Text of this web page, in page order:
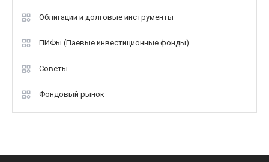
Облигации и долговые инструменты
ПИФы (Паевые инвестиционные фонды)
Советы
Фондовый рынок